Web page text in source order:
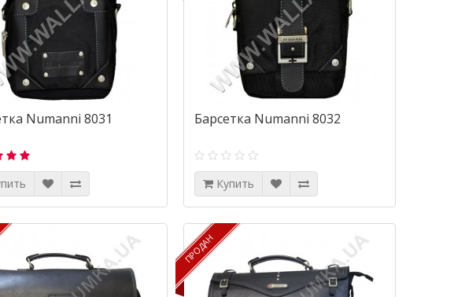
Numanni 8031 Барсетка Numanni 8032
Купить
ПРОДАН
ПРОДАН